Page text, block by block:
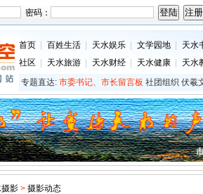
密码：
首页 百姓生活 天水娱乐 文学园地 天水
社区
天水旅游 天水财经 天水健康 天水
专题直达: 市委书记、市长留言板 社团组织 伏羲
摄影 > 摄影动态